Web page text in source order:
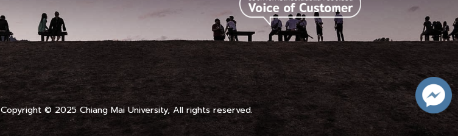
Copyright © 2025 Chiang Mai University, All rights reserved.